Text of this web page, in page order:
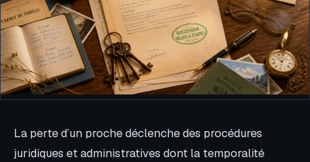
La perte d’un proche déclenche des procédures
juridiques et administratives dont la temporalité